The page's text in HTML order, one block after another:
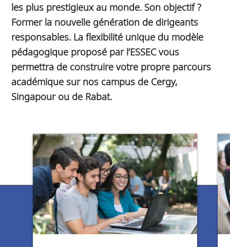
les plus prestigieux au monde. Son objectif ?
Former la nouvelle génération de dirigeants
responsables. La flexibilité unique du modèle
pédagogique proposé par l’ESSEC vous
permettra de construire votre propre parcours
académique sur nos campus de Cergy,
Singapour ou de Rabat.